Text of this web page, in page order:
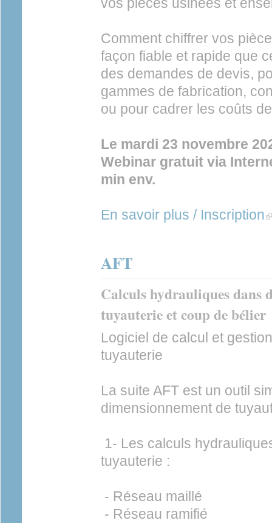
Comment chiffrer vos
façon fiable et rapide que
des demandes de devis,
gammes de fabrication,
ou pour cadrer les coûts
Le mardi 23 novembre
Webinar gratuit via
min env.
En savoir plus / Inscription
AFT
Calculs hydrauliques dans
tuyauterie et coup de bélier
Logiciel de calcul et
tuyauterie
La suite AFT est un outil
dimensionnement de
1- Les calculs
tuyauterie :
- Réseau maillé
- Réseau ramifié